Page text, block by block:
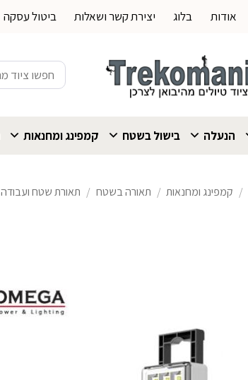
אודות בלוג יצירת קשר ושאלות ביטול עסקה
חיפוש
עבור:
הנעלה בישול בשטח קמפינג ומחנאות
/ קמפינג ומחנאות / תאורה בשטח / תאורת שטח ועבודה